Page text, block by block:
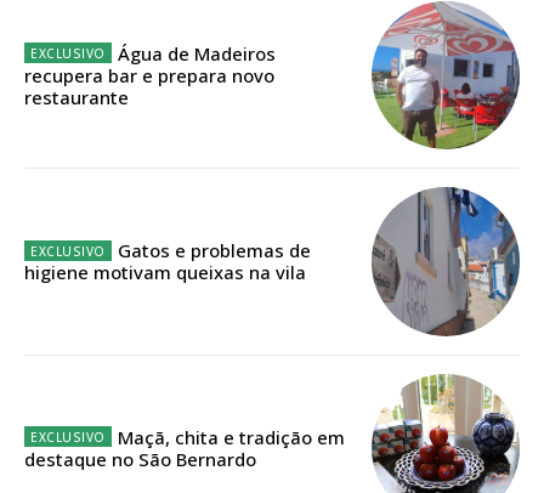
Faça-se assinante do Região de Cister e ajude-nos a manter este serviço
público!
Sendo assinante terá acesso a todos os conteúdos exclusivos e versões
12 meses
Água de Madeiros
recupera bar e prepara novo
restaurante
Gatos e problemas de
higiene motivam queixas na vila
Maçã, chita e tradição em
destaque no São Bernardo